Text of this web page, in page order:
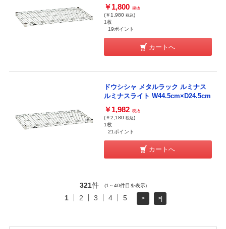
￥1,800 税抜
(￥1,980 税込)
1枚
19ポイント
カートへ
ドウシシャ メタルラック ルミナス
ルミナスライト W44.5cm×D24.5cm
￥1,982 税抜
(￥2,180 税込)
1枚
21ポイント
カートへ
321件 (1～40件目を表示)
1 2 3 4 5 > >|